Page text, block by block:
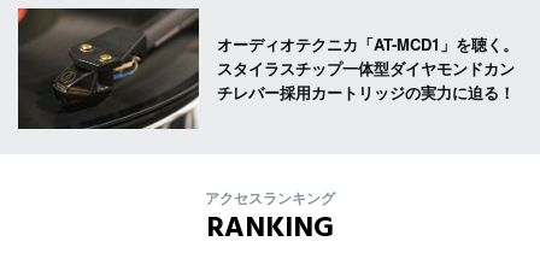
オーディオテクニカ「AT-MCD1」を聴く。
スタイラスチップ一体型ダイヤモンドカン
チレバー採用カートリッジの実力に迫る！
アクセスランキング
RANKING